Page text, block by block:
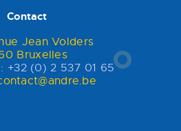
Contact
Jean Volders
Bruxelles
+32 (0) 2 537 01 65